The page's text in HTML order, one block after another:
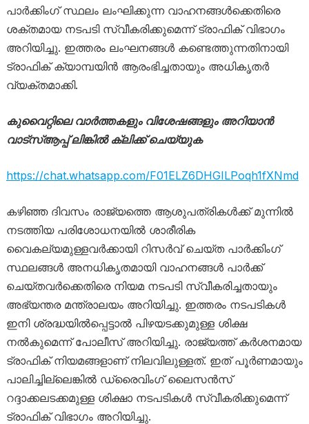
പാര്‍ക്കിംഗ് സ്ഥലം ലംഘിക്കുന്ന വാഹനങ്ങള്‍ക്കെതിരെ
ശക്തമായ നടപടി സ്വീകരിക്കുമെന്ന് ട്രാഫിക് വിഭാഗം
അറിയിച്ചു. ഇത്തരം ലംഘനങ്ങള്‍ കണ്ടെത്തുന്നതിനായി
ട്രാഫിക് ക്യാമ്പയിന്‍ ആരംഭിച്ചതായും അധികൃതര്‍
വ്യക്തമാക്കി.
കുവൈറ്റിലെ വാര്‍ത്തകളും വിശേഷങ്ങളും അറിയാന്‍
വാട്സ്ആപ്പ് ലിങ്കില്‍ ക്ലിക്ക് ചെയ്യുക
https://chat.whatsapp.com/F01ELZ6DHGILPoqh1fXNmd
കഴിഞ്ഞ ദിവസം രാജ്യത്തെ ആശുപത്രികള്‍ക്ക് മുന്നില്‍
നടത്തിയ പരിശോധനയില്‍ ശാരീരിക
വൈകല്യമുള്ളവര്‍ക്കായി റിസര്‍വ് ചെയ്ത പാര്‍ക്കിംഗ്
സ്ഥലങ്ങള്‍ അനധികൃതമായി വാഹനങ്ങള്‍ പാര്‍ക്ക്
ചെയ്തവര്‍ക്കെതിരെ നിയമ നടപടി സ്വീകരിച്ചതായും
അഭ്യന്തര മന്ത്രാലയം അറിയിച്ചു. ഇത്തരം നടപടികള്‍
ഇനി ശ്രദ്ധയില്‍പ്പെട്ടാല്‍ പിഴയടക്കുമുള്ള ശിക്ഷ
നല്‍കുമെന്ന് പോലീസ് അറിയിച്ചു. രാജ്യത്ത് കര്‍ശനമായ
ട്രാഫിക് നിയമങ്ങളാണ് നിലവിലുള്ളത്. ഇത് പൂര്‍ണമായും
പാലിച്ചില്ലെങ്കില്‍ ഡ്രൈവിംഗ് ലൈസന്‍സ്
റദ്ദാക്കലടക്കമുള്ള ശിക്ഷാ നടപടികള്‍ സ്വീകരിക്കുമെന്ന്
ട്രാഫിക് വിഭാഗം അറിയിച്ചു.